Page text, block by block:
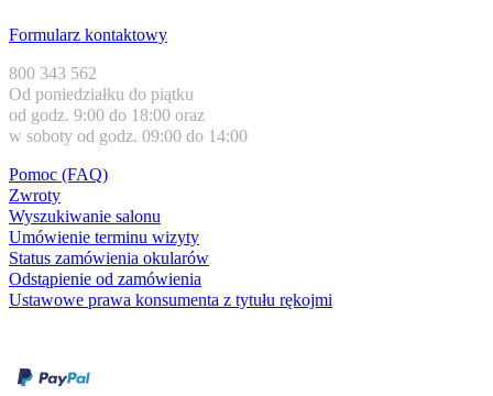
Formularz kontaktowy
800 343 562
Od poniedziałku do piątku
od godz. 9:00 do 18:00 oraz
w soboty od godz. 09:00 do 14:00
Pomoc (FAQ)
Zwroty
Wyszukiwanie salonu
Umówienie terminu wizyty
Status zamówienia okularów
Odstąpienie od zamówienia
Ustawowe prawa konsumenta z tytułu rękojmi